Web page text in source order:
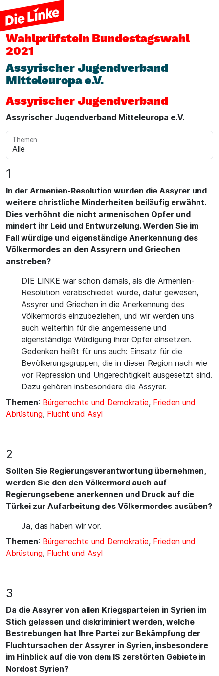
Wahlprüfstein Bundestagswahl
2021
Assyrischer Jugendverband
Mitteleuropa e.V.
Assyrischer Jugendverband
Assyrischer Jugendverband Mitteleuropa e.V.
Themen
1
In der Armenien-Resolution wurden die Assyrer und
weitere christliche Minderheiten beiläufig erwähnt.
Dies verhöhnt die nicht armenischen Opfer und
mindert ihr Leid und Entwurzelung. Werden Sie im
Fall würdige und eigenständige Anerkennung des
Völkermordes an den Assyrern und Griechen
anstreben?
DIE LINKE war schon damals, als die Armenien-
Resolution verabschiedet wurde, dafür gewesen,
Assyrer und Griechen in die Anerkennung des
Völkermords einzubeziehen, und wir werden uns
auch weiterhin für die angemessene und
eigenständige Würdigung ihrer Opfer einsetzen.
Gedenken heißt für uns auch: Einsatz für die
Bevölkerungsgruppen, die in dieser Region nach wie
vor Repression und Ungerechtigkeit ausgesetzt sind.
Dazu gehören insbesondere die Assyrer.
Themen: Bürgerrechte und Demokratie, Frieden und
Abrüstung, Flucht und Asyl
2
Sollten Sie Regierungsverantwortung übernehmen,
werden Sie den den Völkermord auch auf
Regierungsebene anerkennen und Druck auf die
Türkei zur Aufarbeitung des Völkermordes ausüben?
Ja, das haben wir vor.
Themen: Bürgerrechte und Demokratie, Frieden und
Abrüstung, Flucht und Asyl
3
Da die Assyrer von allen Kriegsparteien in Syrien im
Stich gelassen und diskriminiert werden, welche
Bestrebungen hat Ihre Partei zur Bekämpfung der
Fluchtursachen der Assyrer in Syrien, insbesondere
im Hinblick auf die von dem IS zerstörten Gebiete in
Nordost Syrien?